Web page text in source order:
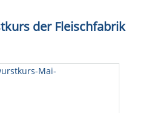
der Fleischfabrik